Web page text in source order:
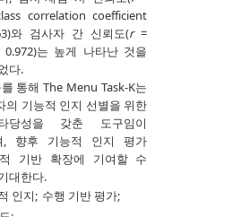
correlation coefficient
와 검사자 간 신뢰도(r=
0.972)는 높게 나타난 것을
다.
통해 The Menu Task-K는
의 기능적 인지 선별을 위한
당성을 갖춘 도구임이
, 향후 기능적 인지 평가
기반 확장에 기여할 수
대한다.
인지; 수행 기반 평가;